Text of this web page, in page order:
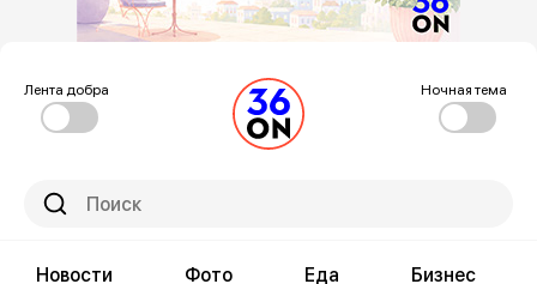
Лента добра Ночная тема
Новости Фото Еда Бизнес